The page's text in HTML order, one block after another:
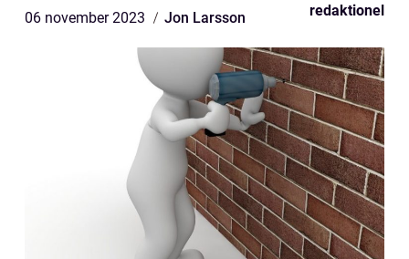
06 november 2023 Jon Larsson redaktionel